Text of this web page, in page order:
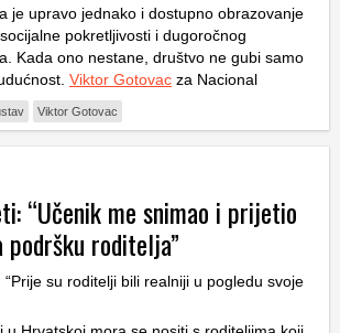
je upravo jednako i dostupno obrazovanje
pokretljivosti i dugoročnog
Kada ono nestane, društvo ne gubi samo
Viktor Gotovac za Nacional
Viktor Gotovac
“Učenik me snimao i prijetio
roditelja”